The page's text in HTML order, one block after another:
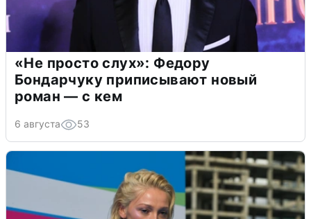
«Не просто слух»: Федору
Бондарчуку приписывают новый
роман — с кем
6 августа 53